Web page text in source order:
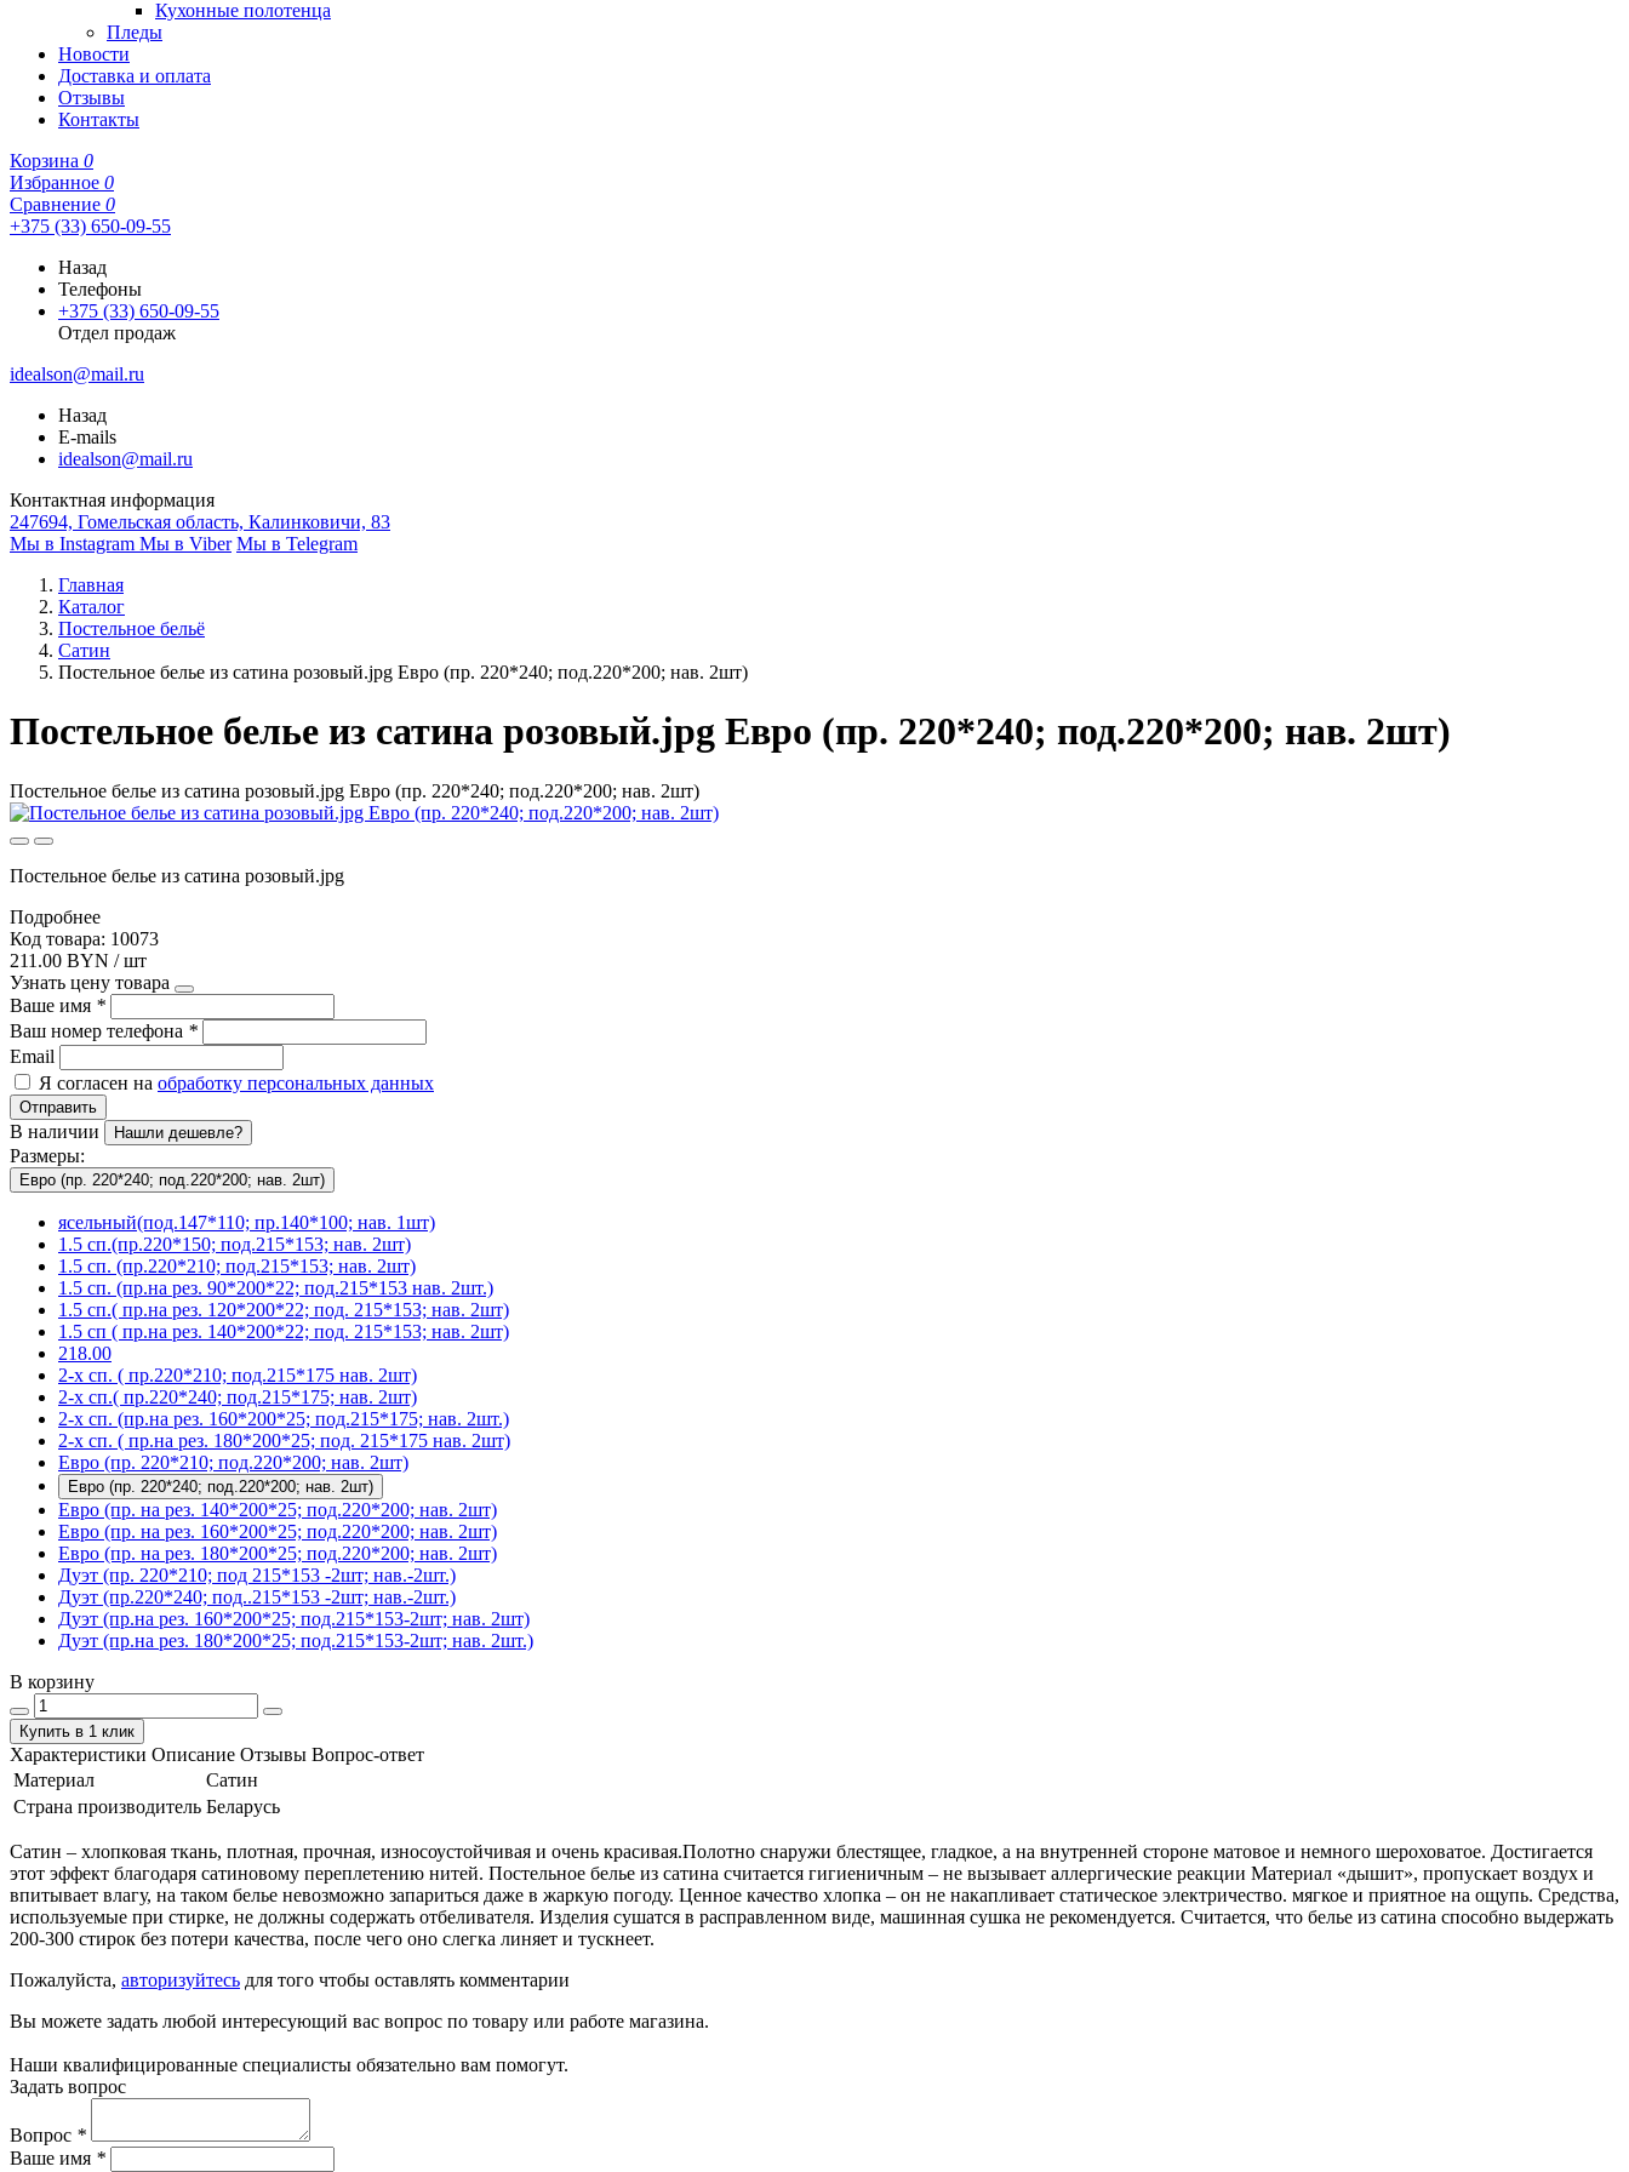
Кухонные полотенца
Пледы
Новости
Доставка и оплата
Отзывы
Контакты
Корзина 0
Избранное 0
Сравнение 0
+375 (33) 650-09-55
Назад
Телефоны
+375 (33) 650-09-55
Отдел продаж
idealson@mail.ru
Назад
E-mails
idealson@mail.ru
Контактная информация
247694, Гомельская область, Калинковичи, 83
Мы в Instagram Мы в Viber Мы в Telegram
Главная
Каталог
Постельное бельё
Сатин
Постельное белье из сатина розовый.jpg Евро (пр. 220*240; под.220*200; нав. 2шт)
Постельное белье из сатина розовый.jpg Евро (пр. 220*240; под.220*200; нав. 2шт)
Постельное белье из сатина розовый.jpg Евро (пр. 220*240; под.220*200; нав. 2шт)
Постельное белье из сатина розовый.jpg
Подробнее
Код товара: 10073
211.00 BYN / шт
Узнать цену товара
Ваше имя *
Ваш номер телефона *
Email
Я согласен на обработку персональных данных
Отправить
В наличии Нашли дешевле?
Размеры:
Евро (пр. 220*240; под.220*200; нав. 2шт)
ясельный(под.147*110; пр.140*100; нав. 1шт)
1.5 сп.(пр.220*150; под.215*153; нав. 2шт)
1.5 сп. (пр.220*210; под.215*153; нав. 2шт)
1.5 сп. (пр.на рез. 90*200*22; под.215*153 нав. 2шт.)
1.5 сп.( пр.на рез. 120*200*22; под. 215*153; нав. 2шт)
1.5 сп ( пр.на рез. 140*200*22; под. 215*153; нав. 2шт)
218.00
2-х сп. ( пр.220*210; под.215*175 нав. 2шт)
2-х сп.( пр.220*240; под.215*175; нав. 2шт)
2-х сп. (пр.на рез. 160*200*25; под.215*175; нав. 2шт.)
2-х сп. ( пр.на рез. 180*200*25; под. 215*175 нав. 2шт)
Евро (пр. 220*210; под.220*200; нав. 2шт)
Евро (пр. 220*240; под.220*200; нав. 2шт)
Евро (пр. на рез. 140*200*25; под.220*200; нав. 2шт)
Евро (пр. на рез. 160*200*25; под.220*200; нав. 2шт)
Евро (пр. на рез. 180*200*25; под.220*200; нав. 2шт)
Дуэт (пр. 220*210; под 215*153 -2шт; нав.-2шт.)
Дуэт (пр.220*240; под..215*153 -2шт; нав.-2шт.)
Дуэт (пр.на рез. 160*200*25; под.215*153-2шт; нав. 2шт)
Дуэт (пр.на рез. 180*200*25; под.215*153-2шт; нав. 2шт.)
В корзину
Купить в 1 клик
Характеристики Описание Отзывы Вопрос-ответ
Материал
Сатин
Страна производитель Беларусь
Сатин – хлопковая ткань, плотная, прочная, износоустойчивая и очень красивая.Полотно снаружи блестящее, гладкое, а на внутренней стороне матовое и немного шероховатое. Достигается
этот эффект благодаря сатиновому переплетению нитей. Постельное белье из сатина считается гигиеничным – не вызывает аллергические реакции Материал «дышит», пропускает воздух и
впитывает влагу, на таком белье невозможно запариться даже в жаркую погоду. Ценное качество хлопка – он не накапливает статическое электричество. мягкое и приятное на ощупь. Средства,
используемые при стирке, не должны содержать отбеливателя. Изделия сушатся в расправленном виде, машинная сушка не рекомендуется. Считается, что белье из сатина способно выдержать
200-300 стирок без потери качества, после чего оно слегка линяет и тускнеет.
Пожалуйста, авторизуйтесь для того чтобы оставлять комментарии
Вы можете задать любой интересующий вас вопрос по товару или работе магазина.
Наши квалифицированные специалисты обязательно вам помогут.
Задать вопрос
Вопрос *
Ваше имя *